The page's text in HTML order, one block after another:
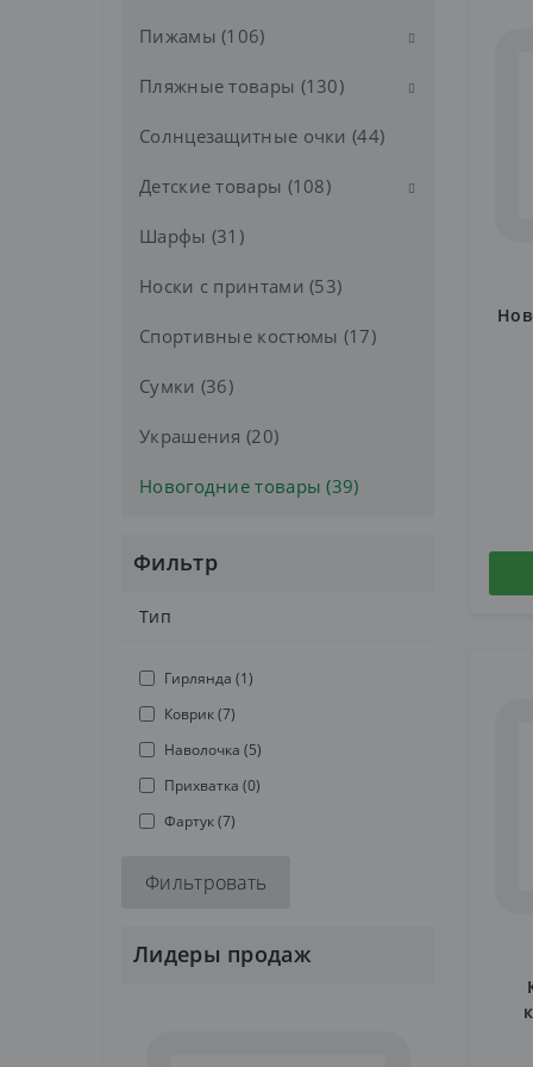
Женские трусы (86)
Комплекты, топы (56)
Мужские трусы (47)
Носки (18)
Подростковые трусы (8)
Кепки (25)
Панамы (15)
Шапки (13)
Шляпы (5)
Пижамы (106)
Женские пижамы (72)
Мужские пижамы (34)
Пляжные товары (130)
Купальники (72)
Пляжные шорты (31)
Шлепанцы (27)
Солнцезащитные очки (44)
Детские товары (108)
Головные уборы (26)
Костюмы (19)
Кофты и штаны (20)
Куртки (24)
Шарфы (31)
Носки с принтами (53)
Спортивные костюмы (17)
Сумки (36)
Украшения (20)
Новогодние товары (39)
Фильтр
Тип
Гирлянда (1)
Коврик (7)
Наволочка (5)
Прихватка (0)
Фартук (7)
Фильтровать
Лидеры продаж